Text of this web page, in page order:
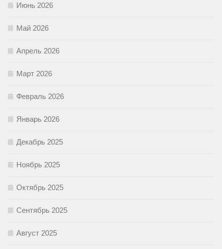
Июнь 2026
Май 2026
Апрель 2026
Март 2026
Февраль 2026
Январь 2026
Декабрь 2025
Ноябрь 2025
Октябрь 2025
Сентябрь 2025
Август 2025